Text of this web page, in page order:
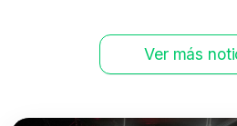
Ver más